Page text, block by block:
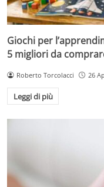
Giochi per
5 migliori da
Roberto Torcolacci 26
Leggi di più